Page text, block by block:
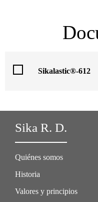
Sikalastic®-612
Sika R. D.
Quiénes somos
Historia
Valores y principios